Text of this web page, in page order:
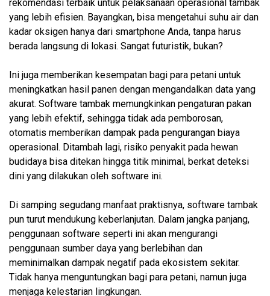
rekomendasi terbaik untuk pelaksanaan operasional tambak
yang lebih efisien. Bayangkan, bisa mengetahui suhu air dan
kadar oksigen hanya dari smartphone Anda, tanpa harus
berada langsung di lokasi. Sangat futuristik, bukan?
Ini juga memberikan kesempatan bagi para petani untuk
meningkatkan hasil panen dengan mengandalkan data yang
akurat. Software tambak memungkinkan pengaturan pakan
yang lebih efektif, sehingga tidak ada pemborosan,
otomatis memberikan dampak pada pengurangan biaya
operasional. Ditambah lagi, risiko penyakit pada hewan
budidaya bisa ditekan hingga titik minimal, berkat deteksi
dini yang dilakukan oleh software ini.
Di samping segudang manfaat praktisnya, software tambak
pun turut mendukung keberlanjutan. Dalam jangka panjang,
penggunaan software seperti ini akan mengurangi
penggunaan sumber daya yang berlebihan dan
meminimalkan dampak negatif pada ekosistem sekitar.
Tidak hanya menguntungkan bagi para petani, namun juga
menjaga kelestarian lingkungan.